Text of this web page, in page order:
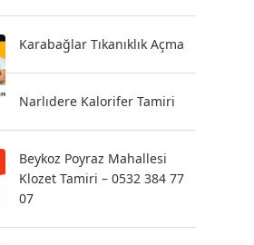
Karabağlar Tıkanıklık Açma
Narlıdere Kalorifer Tamiri
Beykoz Poyraz Mahallesi
Klozet Tamiri – 0532 384 77
07